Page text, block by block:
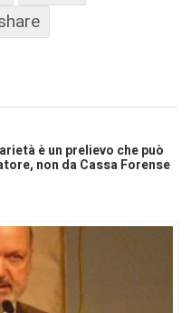
è un prelievo che può
non da Cassa Forense